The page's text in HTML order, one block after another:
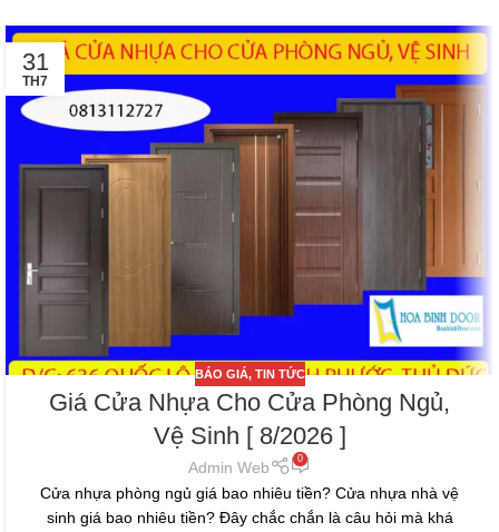
31
TH7
BÁO GIÁ, TIN TỨC
Giá Cửa Nhựa Cho Cửa Phòng Ngủ,
Vệ Sinh [ 8/2026 ]
Admin Web 0
Cửa nhựa phòng ngủ giá bao nhiêu tiền? Cửa nhựa nhà vệ
sinh giá bao nhiêu tiền? Đây chắc chắn là câu hỏi mà khá